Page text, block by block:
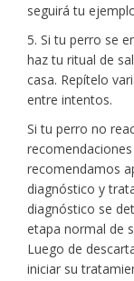
seguirá tu
5. Si tu perro se
haz tu ritual de
casa. Repítelo
entre intentos.
Si tu perro no
recomendamos
diagnóstico y
diagnóstico se
etapa normal de
Luego de
iniciar su